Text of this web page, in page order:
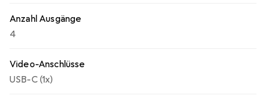
Anzahl Ausgänge
4
Video-Anschlüsse
USB-C (1x)